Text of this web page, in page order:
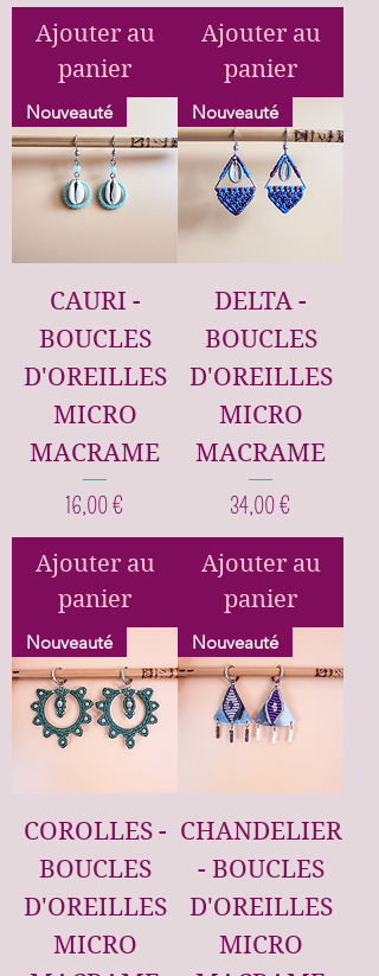
Ajouter au
panier
Ajouter au
panier
Nouveauté
CAURI -
BOUCLES
D'OREILLES
MICRO
MACRAME
Prix
16,00 €
Ajouter au
panier
Nouveauté
DELTA -
BOUCLES
D'OREILLES
MICRO
MACRAME
Prix
34,00 €
Ajouter au
panier
Nouveauté
COROLLES -
BOUCLES
D'OREILLES
MICRO
Nouveauté
CHANDELIER
- BOUCLES
D'OREILLES
MICRO